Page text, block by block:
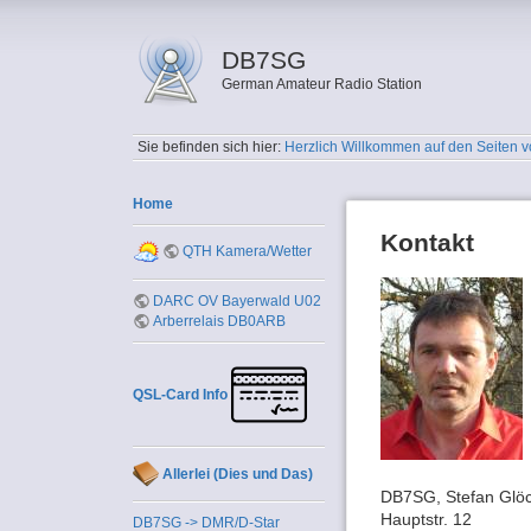
DB7SG
German Amateur Radio Station
Sie befinden sich hier: Herzlich Willkommen auf den Seiten
Home
QTH Kamera/Wetter
DARC OV Bayerwald U02
Arberrelais DB0ARB
QSL-Card Info
Allerlei (Dies und Das)
DB7SG -> DMR/D-Star
Kontakt
DB7SG, Stefan
Hauptstr. 12